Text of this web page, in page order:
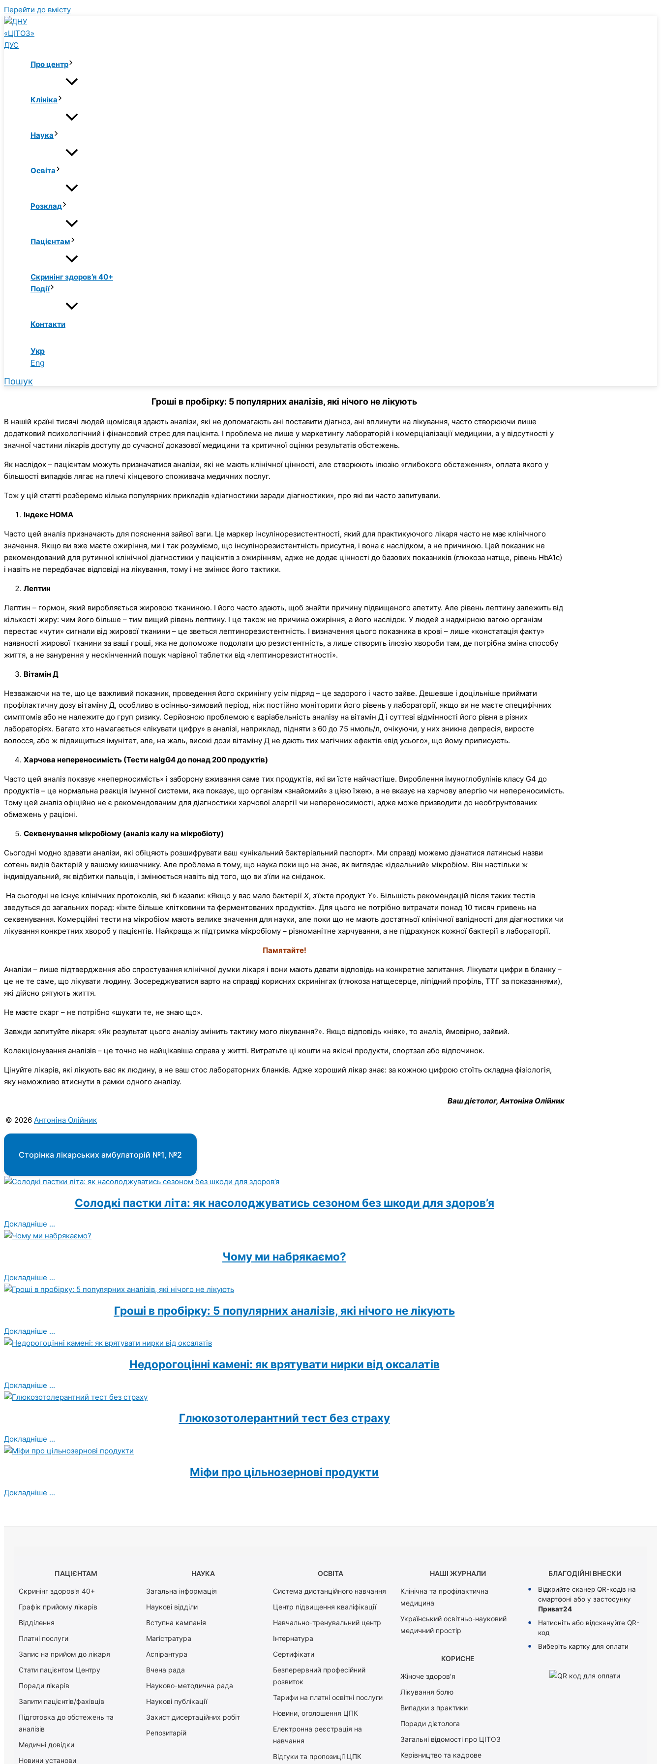
Перейти до вмісту
Про центр
Клініка
Наука
Освіта
Розклад
Пацієнтам
Скринінг здоров’я 40+
Події
Контакти
Укр
Eng
Пошук
Гроші в пробірку: 5 популярних аналізів, які нічого не лікують
В нашій країні тисячі людей щомісяця здають аналізи, які не допомагають ані поставити діагноз, ані вплинути на лікування, часто створюючи лише
додатковий психологічний і фінансовий стрес для пацієнта. І проблема не лише у маркетингу лабораторій і комерціалізації медицини, а у відсутності у
значної частини лікарів доступу до сучасної доказової медицини та критичної оцінки результатів обстежень.
Як наслідок – пацієнтам можуть призначатися аналізи, які не мають клінічної цінності, але створюють ілюзію «глибокого обстеження», оплата якого у
більшості випадків лягає на плечі кінцевого споживача медичних послуг.
Тож у цій статті розберемо кілька популярних прикладів «діагностики заради діагностики», про які ви часто запитували.
Індекс НОМА
Часто цей аналіз призначають для пояснення зайвої ваги. Це маркер інсулінорезистентності, який для практикуючого лікаря часто не має клінічного
значення. Якщо ви вже маєте ожиріння, ми і так розуміємо, що інсулінорезистентність присутня, і вона є наслідком, а не причиною. Цей показник не
рекомендований для рутинної клінічної діагностики у пацієнтів з ожирінням, адже не додає цінності до базових показників (глюкоза натще, рівень HbA1c)
і навіть не передбачає відповіді на лікування, тому і не змінює його тактики.
Лептин
Лептин – гормон, який виробляється жировою тканиною. І його часто здають, щоб знайти причину підвищеного апетиту. Але рівень лептину залежить від
кількості жиру: чим його більше – тим вищий рівень лептину. І це також не причина ожиріння, а його наслідок. У людей з надмірною вагою організм
перестає «чути» сигнали від жирової тканини – це зветься лептинорезистентність. І визначення цього показника в крові – лише «констатація факту»
наявності жирової тканини за ваші гроші, яка не допоможе подолати цю резистентність, а лише створить ілюзію хвороби там, де потрібна зміна способу
життя, а не занурення у нескінченний пошук чарівної таблетки від «лептинорезистнтності».
Вітамін Д
Незважаючи на те, що це важливий показник, проведення його скринінгу усім підряд – це задорого і часто зайве. Дешевше і доцільніше приймати
профілактичну дозу вітаміну Д, особливо в осінньо-зимовий період, ніж постійно моніторити його рівень у лабораторії, якщо ви не маєте специфічних
симптомів або не належите до груп ризику. Серйозною проблемою є варіабельність аналізу на вітамін Д і суттєві відмінності його рівня в різних
лабораторіях. Багато хто намагається «лікувати цифру» в аналізі, наприклад, підняти з 60 до 75 нмоль/л, очікуючи, у них зникне депресія, виросте
волосся, або ж підвищиться імунітет, але, на жаль, високі дози вітаміну Д не дають тих магічних ефектів «від усього», що йому приписують.
Харчова непереносимість (Тести наIgG4 до понад 200 продуктів)
Часто цей аналіз показує «неперносимість» і заборону вживання саме тих продуктів, які ви їсте найчастіше. Вироблення імуноглобулінів класу G4 до
продуктів – це нормальна реакція імунної системи, яка показує, що організм «знайомий» з цією їжею, а не вказує на харчову алергію чи непереносимість.
Тому цей аналіз офіційно не є рекомендованим для діагностики харчової алергії чи непереносимості, адже може призводити до необґрунтованих
обмежень у раціоні.
Секвенування мікробіому (аналіз калу на мікробіоту)
Сьогодні модно здавати аналізи, які обіцяють розшифрувати ваш «унікальний бактеріальний паспорт». Ми справді можемо дізнатися латинські назви
сотень видів бактерій у вашому кишечнику. Але проблема в тому, що наука поки що не знає, як виглядає «ідеальний» мікробіом. Він настільки ж
індивідуальний, як відбитки пальців, і змінюється навіть від того, що ви з’їли на сніданок.
На сьогодні не існує клінічних протоколів, які б казали: «Якщо у вас мало бактерії X, з’їжте продукт Y». Більшість рекомендацій після таких тестів
зведуться до загальних порад: «їжте більше клітковини та ферментованих продуктів». Для цього не потрібно витрачати понад 10 тисяч гривень на
секвенування. Комерційні тести на мікробіом мають велике значення для науки, але поки що не мають достатньої клінічної валідності для діагностики чи
лікування конкретних хвороб у пацієнтів. Найкраща ж підтримка мікробіому – різноманітне харчування, а не підрахунок кожної бактерії в лабораторії.
Памятайте!
Аналізи – лише підтвердження або спростування клінічної думки лікаря і вони мають давати відповідь на конкретне запитання. Лікувати цифри в бланку –
це не те саме, що лікувати людину. Зосереджуватися варто на справді корисних скринінгах (глюкоза натщесерце, ліпідний профіль, ТТГ за показаннями),
які дійсно рятують життя.
Не маєте скарг – не потрібно «шукати те, не знаю що».
Завжди запитуйте лікаря: «Як результат цього аналізу змінить тактику мого лікування?». Якщо відповідь «ніяк», то аналіз, ймовірно, зайвий.
Колекціонування аналізів – це точно не найцікавіша справа у житті. Витратьте ці кошти на якісні продукти, спортзал або відпочинок.
Цінуйте лікарів, які лікують вас як людину, а не ваш стос лабораторних бланків. Адже хороший лікар знає: за кожною цифрою стоїть складна фізіологія,
яку неможливо втиснути в рамки одного аналізу.
Ваш дієтолог, Антоніна Олійник
© 2026 Антоніна Олійник
Сторінка лікарських амбулаторій №1, №2
Солодкі пастки літа: як насолоджуватись сезоном без шкоди для здоров’я
Докладніше ...
Чому ми набрякаємо?
Докладніше ...
Гроші в пробірку: 5 популярних аналізів, які нічого не лікують
Докладніше ...
Недорогоцінні камені: як врятувати нирки від оксалатів
Докладніше ...
Глюкозотолерантний тест без страху
Докладніше ...
Міфи про цільнозернові продукти
Докладніше ...
ПАЦІЄНТАМ
Скринінг здоров'я 40+
Графік прийому лікарів
Відділення
Платні послуги
Запис на прийом до лікаря
Стати пацієнтом Центру
Поради лікарів
Запити пацієнтів/фахівців
Підготовка до обстежень та
аналізів
Медичні довідки
Новини установи
НАУКА
Загальна інформація
Наукові відділи
Вступна кампанія
Магістратура
Аспірантура
Вчена рада
Науково-методична рада
Наукові публікації
Захист дисертаційних робіт
Репозитарій
ОСВІТА
Система дистанційного навчання
Центр підвищення кваліфікації
Навчально-тренувальний центр
Інтернатура
Сертифікати
Безперервний професійний
розвиток
Тарифи на платні освітні послуги
Новини, оголошення ЦПК
Електронна реєстрація на
навчання
Відгуки та пропозиції ЦПК
НАШІ ЖУРНАЛИ
Клінічна та профілактична
медицина
Український освітньо-науковий
медичний простір
КОРИСНЕ
Жіноче здоров'я
Лікування болю
Випадки з практики
Поради дієтолога
Загальні відомості про ЦІТОЗ
Керiвництво та кадрове
БЛАГОДІЙНІ ВНЕСКИ
Відкрийте сканер QR-кодів на
смартфоні або у застосунку
Приват24
Натисніть або відскануйте QR-
код
Виберіть картку для оплати